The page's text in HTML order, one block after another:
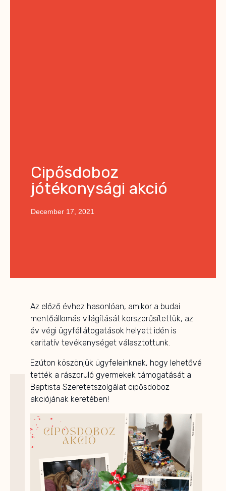
Cipősdoboz
jótékonysági akció
December 17, 2021
Az előző évhez hasonlóan, amikor a budai
mentőállomás világítását korszerűsítettük, az
év végi ügyféllátogatások helyett idén is
karitatív tevékenységet választottunk.
Ezúton köszönjük ügyfeleinknek, hogy lehetővé
tették a rászoruló gyermekek támogatását a
Baptista Szeretetszolgálat cipősdoboz
akciójának keretében!